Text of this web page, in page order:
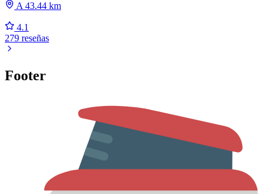
A 43.44 km
4.1
279 reseñas
Footer